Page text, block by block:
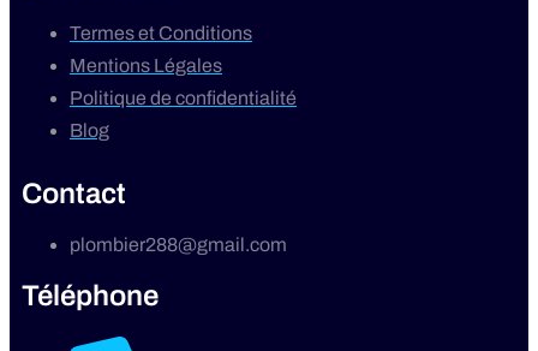
Termes et Conditions
Mentions Légales
Politique de confidentialité
Blog
Contact
plombier288@gmail.com
Téléphone